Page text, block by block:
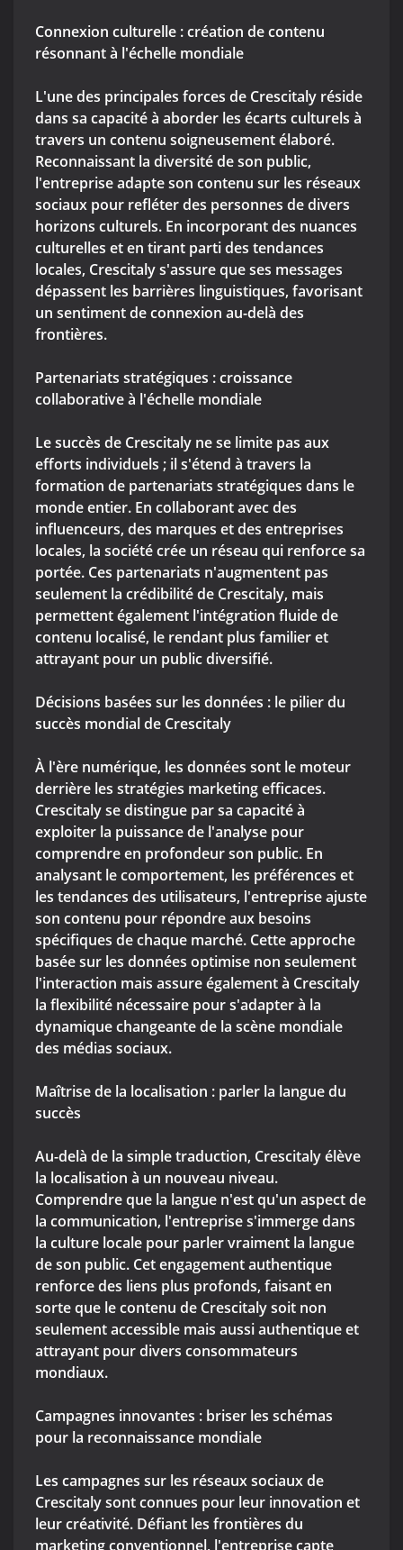
Connexion culturelle : création de contenu
résonnant à l'échelle mondiale
L'une des principales forces de Crescitaly réside
dans sa capacité à aborder les écarts culturels à
travers un contenu soigneusement élaboré.
Reconnaissant la diversité de son public,
l'entreprise adapte son contenu sur les réseaux
sociaux pour refléter des personnes de divers
horizons culturels. En incorporant des nuances
culturelles et en tirant parti des tendances
locales, Crescitaly s'assure que ses messages
dépassent les barrières linguistiques, favorisant
un sentiment de connexion au-delà des
frontières.
Partenariats stratégiques : croissance
collaborative à l'échelle mondiale
Le succès de Crescitaly ne se limite pas aux
efforts individuels ; il s'étend à travers la
formation de partenariats stratégiques dans le
monde entier. En collaborant avec des
influenceurs, des marques et des entreprises
locales, la société crée un réseau qui renforce sa
portée. Ces partenariats n'augmentent pas
seulement la crédibilité de Crescitaly, mais
permettent également l'intégration fluide de
contenu localisé, le rendant plus familier et
attrayant pour un public diversifié.
Décisions basées sur les données : le pilier du
succès mondial de Crescitaly
À l'ère numérique, les données sont le moteur
derrière les stratégies marketing efficaces.
Crescitaly se distingue par sa capacité à
exploiter la puissance de l'analyse pour
comprendre en profondeur son public. En
analysant le comportement, les préférences et
les tendances des utilisateurs, l'entreprise ajuste
son contenu pour répondre aux besoins
spécifiques de chaque marché. Cette approche
basée sur les données optimise non seulement
l'interaction mais assure également à Crescitaly
la flexibilité nécessaire pour s'adapter à la
dynamique changeante de la scène mondiale
des médias sociaux.
Maîtrise de la localisation : parler la langue du
succès
Au-delà de la simple traduction, Crescitaly élève
la localisation à un nouveau niveau.
Comprendre que la langue n'est qu'un aspect de
la communication, l'entreprise s'immerge dans
la culture locale pour parler vraiment la langue
de son public. Cet engagement authentique
renforce des liens plus profonds, faisant en
sorte que le contenu de Crescitaly soit non
seulement accessible mais aussi authentique et
attrayant pour divers consommateurs
mondiaux.
Campagnes innovantes : briser les schémas
pour la reconnaissance mondiale
Les campagnes sur les réseaux sociaux de
Crescitaly sont connues pour leur innovation et
leur créativité. Défiant les frontières du
marketing conventionnel, l'entreprise capte